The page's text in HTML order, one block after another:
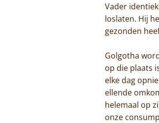
Vader
loslaten. Hij
gezonden
Golgotha
op die plaats
elke dag
ellende
helemaal op
onze